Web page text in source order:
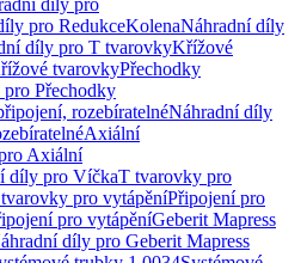
díly pro
pro RedukceKolenaNáhradní díly
díly pro T tvarovkyKřížové
tvarovkyPřechodky
Přechodky
rozebíratelnéNáhradní díly
Axiální
Axiální
díly pro VíčkaT tvarovky pro
pro vytápěníPřipojení pro
pro vytápěníGeberit Mapress
díly pro Geberit Mapress